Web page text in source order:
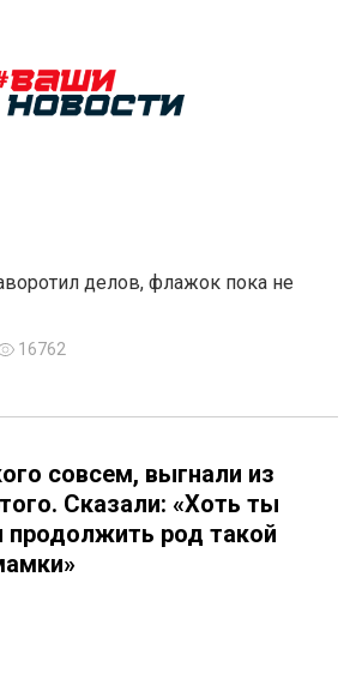
делов, флажок пока не
16762
совсем, выгнали из
Сказали: «Хоть ты
род такой